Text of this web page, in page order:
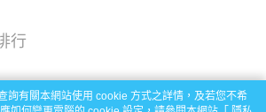
不需綁卡、不需儲值。
務後，再付款。
先享後付」後，將跳轉至「AFTEE先享後付」
並確認金額後，即可完成結帳。
含以上)免運費
含以上)免運費
行
詢有關本網站使用 cookie 方式之詳情，及若您不希